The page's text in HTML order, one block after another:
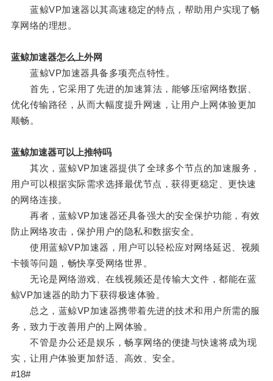
蓝鲸VP加速器以其高速稳定的特点，帮助用户实现了畅
享网络的理想。
蓝鲸加速器怎么上外网
蓝鲸VP加速器具备多项亮点特性。
首先，它采用了先进的加速算法，能够压缩网络数据、
优化传输路径，从而大幅度提升网速，让用户上网体验更加
顺畅。
蓝鲸加速器可以上推特吗
其次，蓝鲸VP加速器提供了全球多个节点的加速服务，
用户可以根据实际需求选择最优节点，获得更稳定、更快速
的网络连接。
再者，蓝鲸VP加速器还具备强大的安全保护功能，有效
防止网络攻击，保护用户的隐私和数据安全。
使用蓝鲸VP加速器，用户可以轻松应对网络延迟、视频
卡顿等问题，畅快享受网络世界。
无论是网络游戏、在线视频还是传输大文件，都能在蓝
鲸VP加速器的助力下获得极速体验。
总之，蓝鲸VP加速器携带着先进的技术和用户所需的服
务，致力于改善用户的上网体验。
不管是办公还是娱乐，畅享网络的便捷与快速将成为现
实，让用户体验更加舒适、高效、安全。
#18#